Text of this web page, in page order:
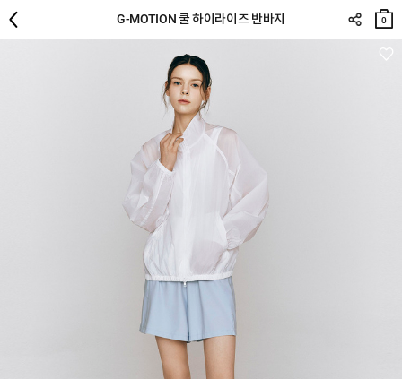
G-MOTION 쿨 하이라이즈 반바지
장바
구니
0